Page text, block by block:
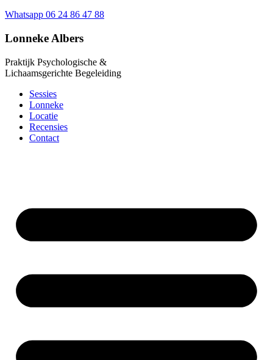
Whatsapp 06 24 86 47 88
Lonneke Albers
Praktijk Psychologische &
Lichaamsgerichte Begeleiding
Sessies
Lonneke
Locatie
Recensies
Contact